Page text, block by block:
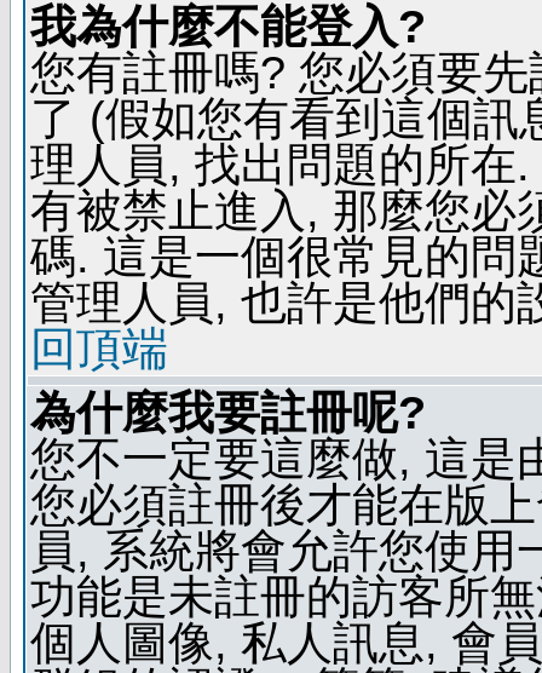
我為什麼不能登入?
您有註冊嗎? 您必須要
了 (假如您有看到這個
理人員, 找出問題的所在
有被禁止進入, 那麼您必
碼. 這是一個很常見的問
管理人員, 也許是他們的
回頂端
為什麼我要註冊呢?
您不一定要這麼做, 這是
您必須註冊後才能在版
員, 系統將會允許您使
功能是未註冊的訪客所
個人圖像, 私人訊息, 會